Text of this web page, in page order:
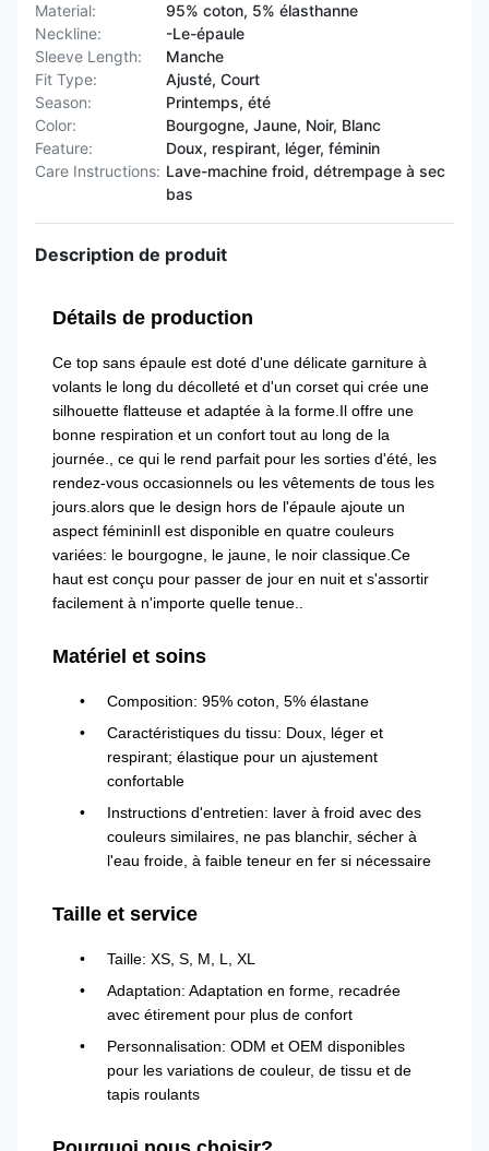
Material:
95% coton, 5% élasthanne
Neckline:
-Le-épaule
Sleeve Length:
Manche
Fit Type:
Ajusté, Court
Season:
Printemps, été
Color:
Bourgogne, Jaune, Noir, Blanc
Feature:
Doux, respirant, léger, féminin
Care Instructions: Lave-machine froid, détrempage à sec
bas
Description de produit
Détails de production
Ce top sans épaule est doté d'une délicate garniture à
volants le long du décolleté et d'un corset qui crée une
silhouette flatteuse et adaptée à la forme.Il offre une
bonne respiration et un confort tout au long de la
journée., ce qui le rend parfait pour les sorties d'été, les
rendez-vous occasionnels ou les vêtements de tous les
jours.alors que le design hors de l'épaule ajoute un
aspect fémininIl est disponible en quatre couleurs
variées: le bourgogne, le jaune, le noir classique.Ce
haut est conçu pour passer de jour en nuit et s'assortir
facilement à n'importe quelle tenue..
Matériel et soins
Composition: 95% coton, 5% élastane
Caractéristiques du tissu: Doux, léger et
respirant; élastique pour un ajustement
confortable
Instructions d'entretien: laver à froid avec des
couleurs similaires, ne pas blanchir, sécher à
l'eau froide, à faible teneur en fer si nécessaire
Taille et service
Taille: XS, S, M, L, XL
Adaptation: Adaptation en forme, recadrée
avec étirement pour plus de confort
Personnalisation: ODM et OEM disponibles
pour les variations de couleur, de tissu et de
tapis roulants